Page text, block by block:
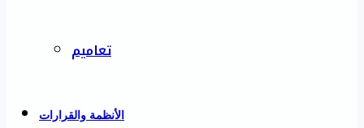
تعاميم
الأنظمة والقرارات